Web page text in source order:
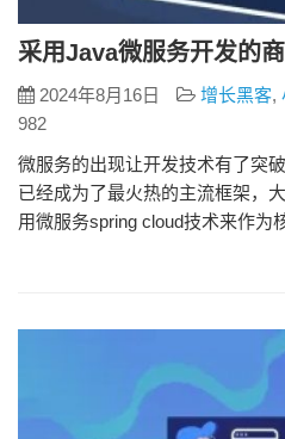
采用Java微服务开发的
2024年8月16日 增长黑客,
982
微服务的出现让开发技术有了突
已经成为了最火热的主流框架，
用微服务spring cloud技术来作为
就一个微服务技术和非微服务技
万。那么采用Java微服务开发的
Java微服务商城源码——开发效
单服务组合而成的，也可以把服